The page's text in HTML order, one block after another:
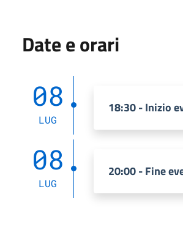
Date e orari
08
LUG
18:30 - Inizio
08
LUG
20:00 - Fine